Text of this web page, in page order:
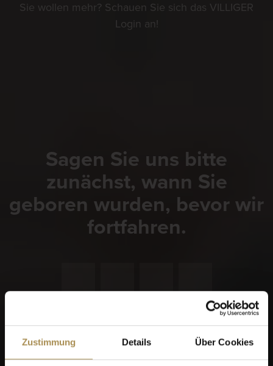
Zustimmung Details Über Cookies
Sie wollen mehr? Schauen Sie sich das VILLIGER
Login an!
Sagen Sie uns bitte
zunächst, wann Sie
geboren wurden, bevor wir
fortfahren.
Erinnere dich an mich